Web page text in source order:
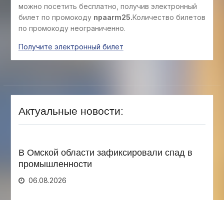
можно посетить бесплатно, получив электронный
билет по промокоду npaarm25.Количество билетов
по промокоду неограниченно.
Получите электронный билет
Актуальные новости:
В Омской области зафиксировали спад в
промышленности
06.08.2026